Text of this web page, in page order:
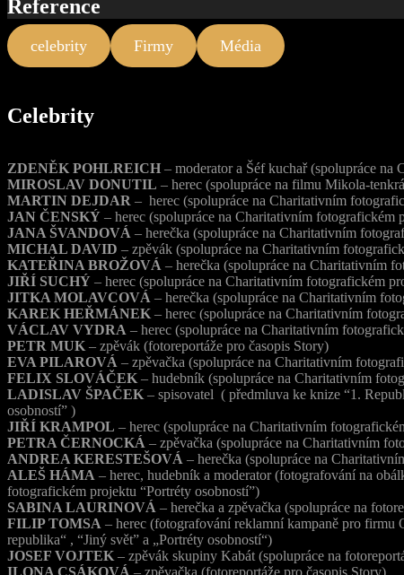
Reference
celebrity Firmy Média
Celebrity
ZDENĚK POHLREICH – moderator a Šéf kuchař (spolupráce
MIROSLAV DONUTIL – herec (spolupráce na filmu Mikola-
MARTIN DEJDAR – herec (spolupráce na Charitativním
JAN ČENSKÝ – herec (spolupráce na Charitativním fotografickém
JANA ŠVANDOVÁ – herečka (spolupráce na Charitativním
MICHAL DAVID – zpěvák (spolupráce na Charitativním
KATEŘINA BROŽOVÁ – herečka (spolupráce na Charitativním
JIŘÍ SUCHÝ – herec (spolupráce na Charitativním fotografickém
JITKA MOLAVCOVÁ – herečka (spolupráce na Charitativním
KAREK HEŘMÁNEK – herec (spolupráce na Charitativním
VÁCLAV VYDRA – herec (spolupráce na Charitativním
PETR MUK – zpěvák (fotoreportáže pro časopis Story)
EVA PILAROVÁ – zpěvačka (spolupráce na Charitativním
FELIX SLOVÁČEK – hudebník (spolupráce na Charitativním
LADISLAV ŠPAČEK – spisovatel ( předmluva ke knize “1.
osobností” )
JIŘÍ KRAMPOL – herec (spolupráce na Charitativním
PETRA ČERNOCKÁ – zpěvačka (spolupráce na Charitativním
ANDREA KERESTEŠOVÁ – herečka (spolupráce na
ALEŠ HÁMA – herec, hudebník a moderator (fotografování na
fotografickém projektu “Portréty osobností”)
SABINA LAURINOVÁ – herečka a zpěvačka (spolupráce na
FILIP TOMSA – herec (fotografování reklamní kampaně pro
republika“ , “Jiný svět” a „Portréty osobností“)
JOSEF VOJTEK – zpěvák skupiny Kabát (spolupráce na
ILONA CSÁKOVÁ – zpěvačka (fotoreportáže pro časopis Story)